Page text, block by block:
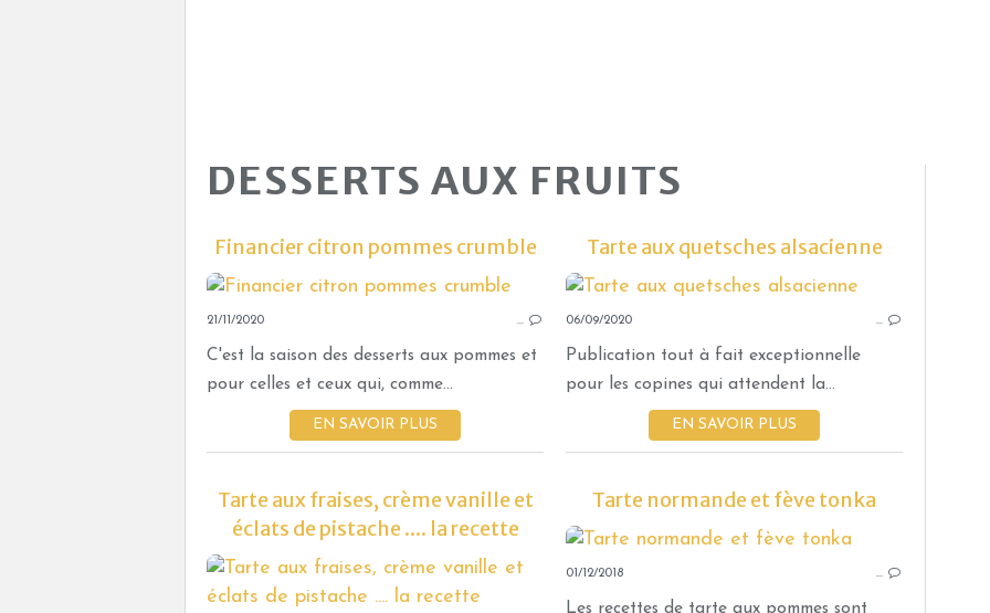
DESSERTS AUX FRUITS
Financier citron pommes crumble
GÂTEAUX ET BISCUITS
21/11/2020 …
C'est la saison des desserts aux pommes et
pour celles et ceux qui, comme...
EN SAVOIR PLUS
Tarte aux quetsches alsacienne
06/09/2020 …
Publication tout à fait exceptionnelle
pour les copines qui attendent la...
EN SAVOIR PLUS
Tarte aux fraises, crème vanille et
éclats de pistache .... la recette
TARTES ET TARTELETTES SUCRÉES
Tarte normande et fève tonka
01/12/2018 …
Les recettes de tarte aux pommes sont